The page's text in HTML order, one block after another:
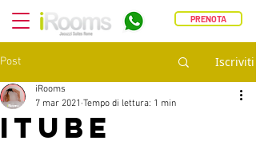
PRENOTA
Post Iscriviti
ITUBE
iRooms
7 mar 2021 Tempo di lettura: 1 min